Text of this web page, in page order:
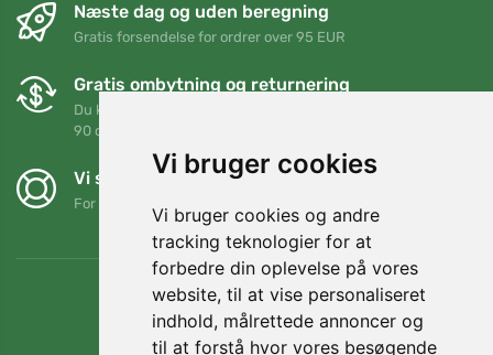
Vi bruger cookies
Vi bruger cookies og andre
tracking teknologier for at
forbedre din oplevelse på vores
website, til at vise personaliseret
indhold, målrettede annoncer og
til at forstå hvor vores besøgende
Næste dag og uden beregning
Gratis forsendelse for ordrer over 95 EUR
Gratis ombytning og returnering
Du kan returnere eller bytte din ordre når som helst inden for
90 dage
Vi støtter Trees.org
For hver ordre planter vi et træ! Læs mere